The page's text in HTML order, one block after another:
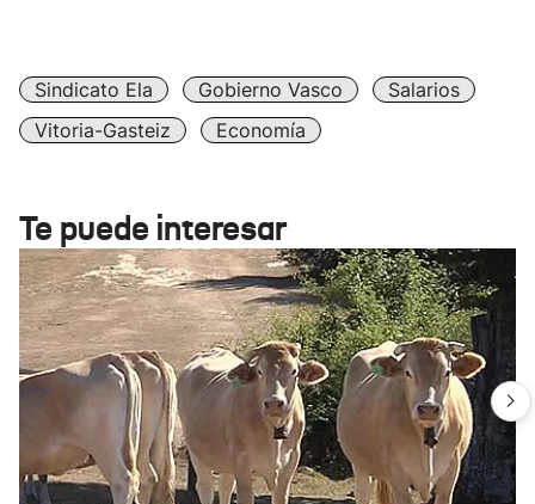
Sindicato Ela Gobierno Vasco
Salarios
Vitoria-Gasteiz
Economía
Te puede interesar